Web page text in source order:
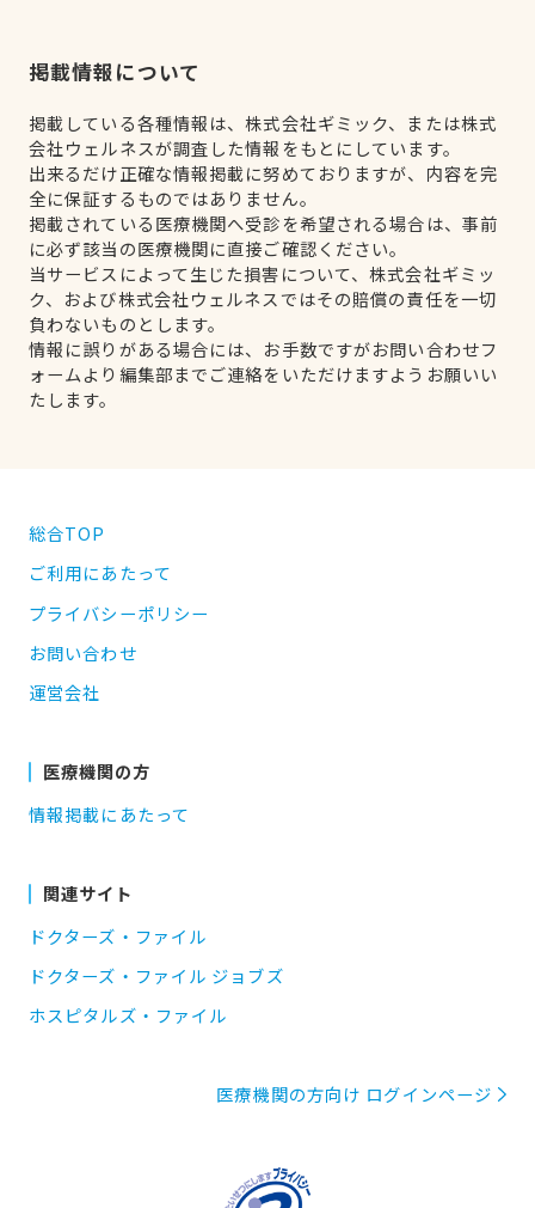
掲載情報について
掲載している各種情報は、株式会社ギミック、または株式
会社ウェルネスが調査した情報をもとにしています。
出来るだけ正確な情報掲載に努めておりますが、内容を完
全に保証するものではありません。
掲載されている医療機関へ受診を希望される場合は、事前
に必ず該当の医療機関に直接ご確認ください。
当サービスによって生じた損害について、株式会社ギミッ
ク、および株式会社ウェルネスではその賠償の責任を一切
負わないものとします。
情報に誤りがある場合には、お手数ですがお問い合わせフ
ォームより編集部までご連絡をいただけますようお願いい
たします。
総合TOP
ご利用にあたって
プライバシーポリシー
お問い合わせ
運営会社
医療機関の方
情報掲載にあたって
関連サイト
ドクターズ・ファイル
ドクターズ・ファイル ジョブズ
ホスピタルズ・ファイル
医療機関の方向け ログインページ